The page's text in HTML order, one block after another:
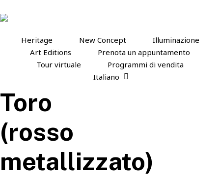
to
contentHeritage New Concept
Illuminazione
Art Editions
Prenota un appuntamento
Tour virtuale
Programmi di vendita
Italiano
Toro
(rosso
metallizzato)